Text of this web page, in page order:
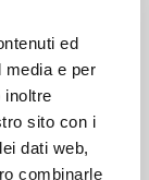
ed
media e per
inoltre
sito con i
dati web,
combinarle
almeno
dove vive sua
la
è un colore
Williams, e
i “lieto fine” e
Non è